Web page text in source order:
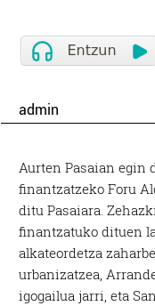
admin
Aurten Pasaian egin
finantzatzeko Foru
ditu Pasaiara.
finantzatuko dituen
alkateordetza
urbanizatzea,
igogailua jarri, eta